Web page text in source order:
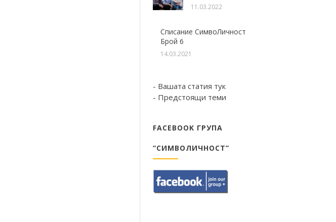
11.03.2022
Списание СимвоЛичност
Брой 6
14.03.2021
- Вашата статия тук
- Предстоящи теми
FACEBOOK ГРУПА
“СИМВОЛИЧНОСТ”